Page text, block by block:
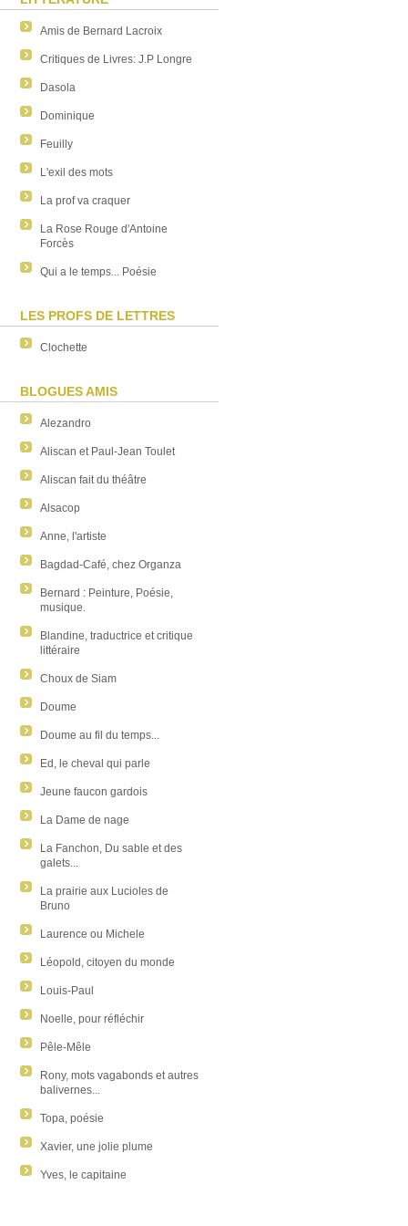
Amis de Bernard Lacroix
Critiques de Livres: J.P Longre
Dasola
Dominique
Feuilly
L'exil des mots
La prof va craquer
La Rose Rouge d'Antoine
Forcès
Qui a le temps... Poésie
LES PROFS DE LETTRES
Clochette
BLOGUES AMIS
Alezandro
Aliscan et Paul-Jean Toulet
Aliscan fait du théâtre
Alsacop
Anne, l'artiste
Bagdad-Café, chez Organza
Bernard : Peinture, Poésie,
musique.
Blandine, traductrice et critique
littéraire
Choux de Siam
Doume
Doume au fil du temps...
Ed, le cheval qui parle
Jeune faucon gardois
La Dame de nage
La Fanchon, Du sable et des
galets...
La prairie aux Lucioles de
Bruno
Laurence ou Michele
Léopold, citoyen du monde
Louis-Paul
Noelle, pour réfléchir
Pêle-Mêle
Rony, mots vagabonds et autres
balivernes...
Topa, poésie
Xavier, une jolie plume
Yves, le capitaine